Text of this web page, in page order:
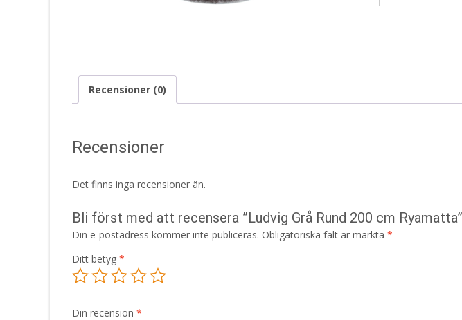
Recensioner (0)
Recensioner
Det finns inga recensioner än.
Bli först med att recensera ”Ludvig Grå Rund 200 cm Ryamatta”
Din e-postadress kommer inte publiceras. Obligatoriska fält är märkta *
Ditt betyg *
Din recension *